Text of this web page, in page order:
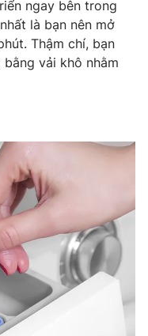
tử số 483/GP-BTTTT
Phạm Quốc Thắng,
355 932
ngay bên trong
là bạn nên mở
Thậm chí, bạn
vải khô nhằm